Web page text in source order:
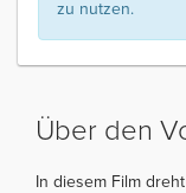
zu nutzen.
Über den
In diesem Film